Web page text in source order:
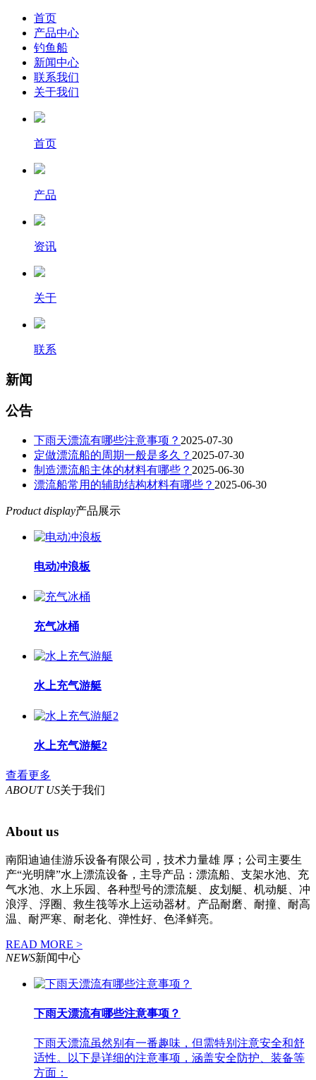
首页
产品中心
钓鱼船
新闻中心
联系我们
关于我们
首页
产品
资讯
关于
联系
新闻
公告
下雨天漂流有哪些注意事项？ 2025-07-30
定做漂流船的周期一般是多久？ 2025-07-30
制造漂流船主体的材料有哪些？ 2025-06-30
漂流船常用的辅助结构材料有哪些？ 2025-06-30
Product display产品展示
电动冲浪板
充气冰桶
水上充气游艇
水上充气游艇2
查看更多
ABOUT US关于我们
About us
南阳迪迪佳游乐设备有限公司，技术力量雄 厚；公司主要生
产“光明牌”水上漂流设备，主导产品：漂流船、支架水池、充
气水池、水上乐园、各种型号的漂流艇、皮划艇、机动艇、冲
浪浮、浮圈、救生筏等水上运动器材。产品耐磨、耐撞、耐高
温、耐严寒、耐老化、弹性好、色泽鲜亮。
READ MORE >
NEWS新闻中心
下雨天漂流有哪些注意事项？
下雨天漂流虽然别有一番趣味，但需特别注意安全和舒
适性。以下是详细的注意事项，涵盖安全防护、装备等
方面：